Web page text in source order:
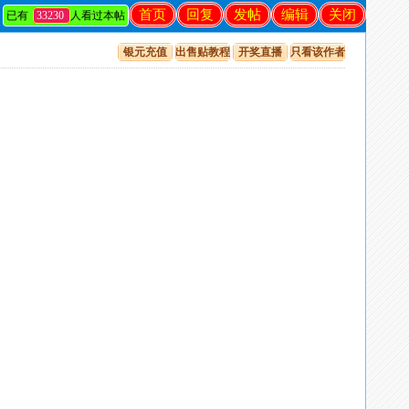
关闭
编辑
发帖
回复
首页
已有 33230 人看过本帖
银元充值 出售贴教程 开奖直播 只看该作者